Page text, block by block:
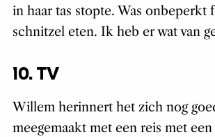
in haar tas stopte. Was onbeperkt
schnitzel eten. Ik heb er wat van
10. TV
Willem herinnert het zich nog
meegemaakt met een reis met een